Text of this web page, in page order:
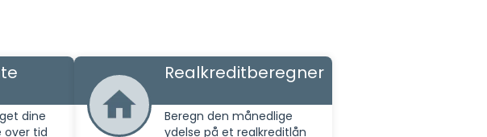
dine
over tid
Realkreditberegner
Beregn den månedlige
ydelse på et realkreditlån